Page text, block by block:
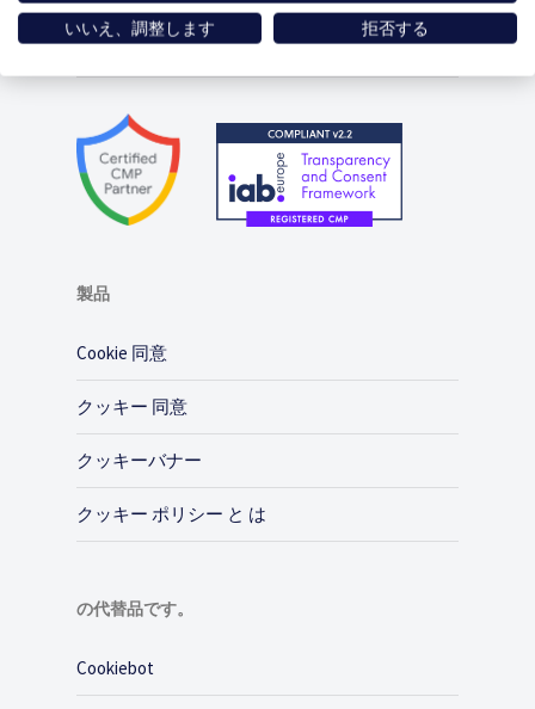
連絡先
製品
Cookie 同意
クッキー 同意
クッキーバナー
クッキー ポリシー と は
の代替品です。
Cookiebot
いいえ、調整します
拒否する